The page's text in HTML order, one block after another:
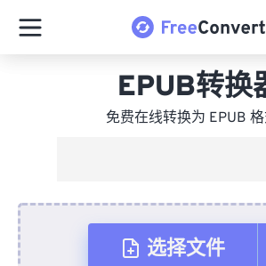
EPUB转换
免费在线转换为 EPUB 格
选择文件